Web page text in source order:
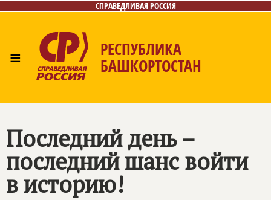
СПРАВЕДЛИВАЯ РОССИЯ
≡ РЕСПУБЛИКА
БАШКОРТОСТАН
Контакты
Последний день –
последний шанс войти
в историю!